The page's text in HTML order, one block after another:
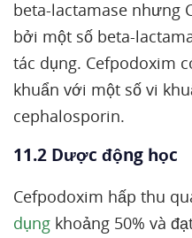
beta-lactamase nhưng
bởi một số beta-
tác dụng. Cefpodoxim
khuẩn với một số vi
cephalosporin.
11.2 Dược động học
Cefpodoxim hấp thu
dụng khoảng 50% và